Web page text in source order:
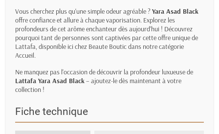
Vous cherchez plus qu'une simple odeur agréable ? Yara Asad Black
offre confiance et allure à chaque vaporisation. Explorez les
profondeurs de cet arôme enchanteur dès aujourd'hui ! Découvrez
pourquoi tant de personnes sont captivées par cette offre unique de
Lattafa, disponible ici chez Beaute Boutic dans notre catégorie
Accueil.
Ne manquez pas l'occasion de découvrir la profondeur luxueuse de
Lattafa Yara Asad Black– ajoutez-le dès maintenant à votre
collection !
Fiche technique